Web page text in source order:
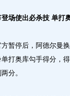
场使出必杀技 单打
停后，阿德尔曼换
打奥库勾手得分，
分。